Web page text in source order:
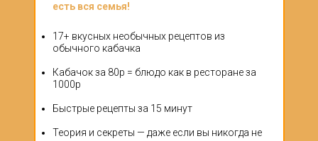
есть вся семья!
17+ вкусных необычных рецептов из
обычного кабачка
Кабачок за 80р = блюдо как в ресторане за
1000р
Быстрые рецепты за 15 минут
Теория и секреты — даже если вы никогда не